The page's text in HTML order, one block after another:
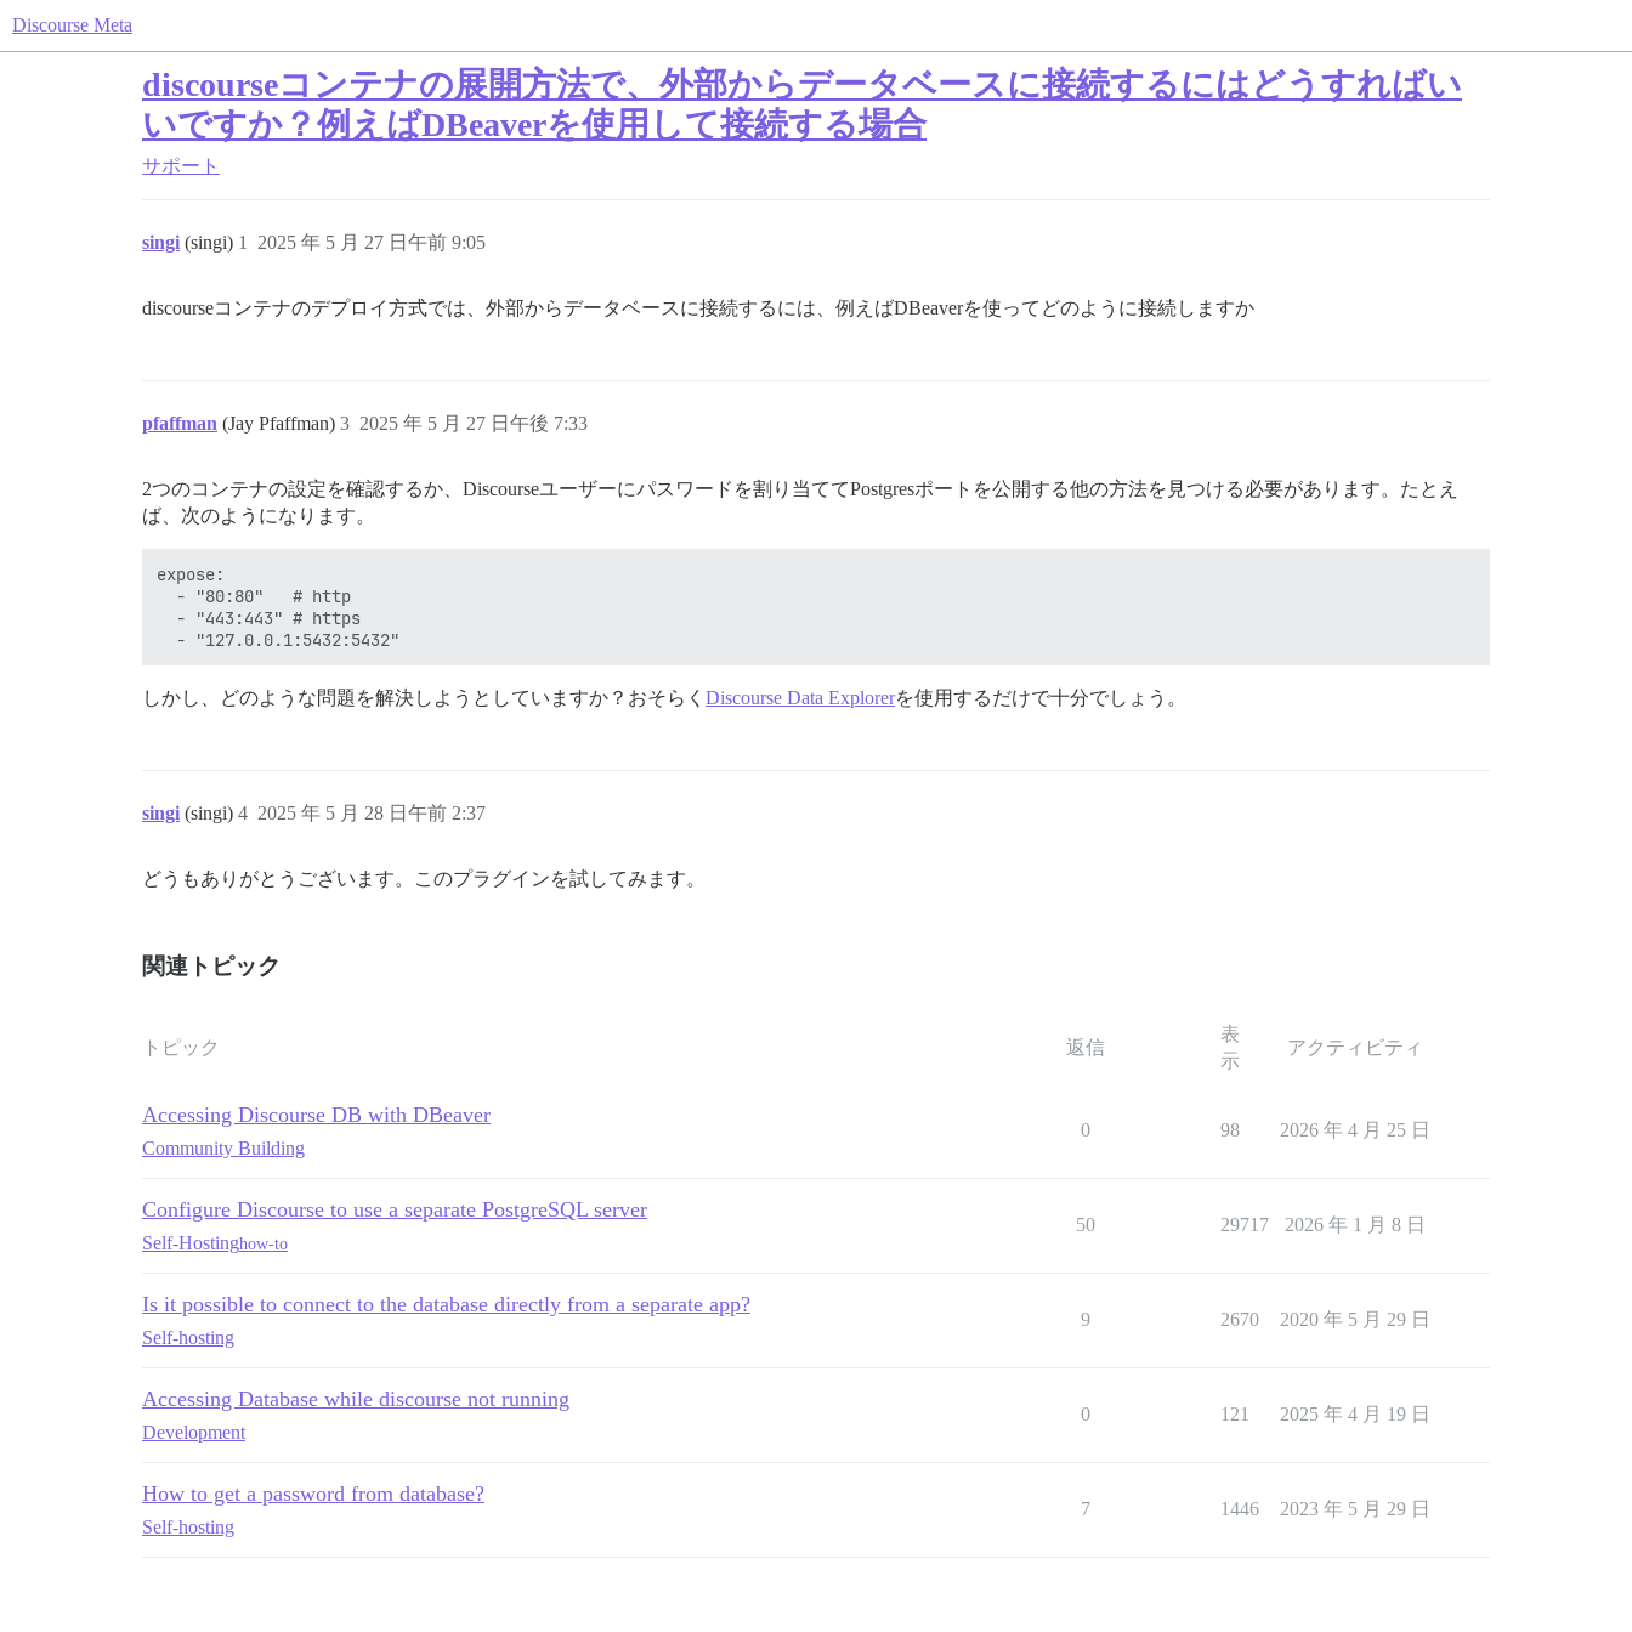
Discourse Meta
discourseコンテナの展開方法で、外部からデータベースに接続するにはどうすればい
いですか？例えばDBeaverを使用して接続する場合
サポート
singi (singi) 2025 年 5 月 27 日午前 9:05
1
discourseコンテナのデプロイ方式では、外部からデータベースに接続するには、例えばDBeaverを使ってどのように接続しますか
pfaffman (Jay Pfaffman) 2025 年 5 月 27 日午後 7:33
3
2つのコンテナの設定を確認するか、Discourseユーザーにパスワードを割り当ててPostgresポートを公開する他の方法を見つける必要があります。たとえ
ば、次のようになります。
expose:
  - "80:80"   # http
  - "443:443" # https
しかし、どのような問題を解決しようとしていますか？おそらく Discourse Data Explorerを使用するだけで十分でしょう。
singi (singi) 2025 年 5 月 28 日午前 2:37
4
どうもありがとうございます。このプラグインを試してみます。
関連トピック
トピック 返信
表
示
アクティビティ
Accessing Discourse DB with DBeaver
Community Building
0 98 2026 年 4 月 25 日
Configure Discourse to use a separate PostgreSQL server
Self-Hostinghow-to
50 29717 2026 年 1 月 8 日
Is it possible to connect to the database directly from a separate app?
Self-hosting
9 2670 2020 年 5 月 29 日
Accessing Database while discourse not running
Development
0 121 2025 年 4 月 19 日
How to get a password from database?
Self-hosting
7 1446 2023 年 5 月 29 日